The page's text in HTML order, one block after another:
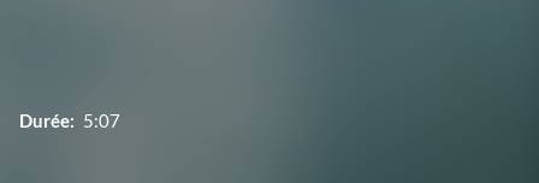
Durée: 5:07